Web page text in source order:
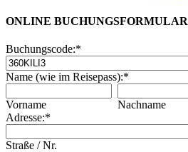
ONLINE BUCHUNGSFORMULAR
Buchungscode:*
Name (wie im Reisepass):*
Vorname
Nachname
Adresse:*
Straße / Nr.